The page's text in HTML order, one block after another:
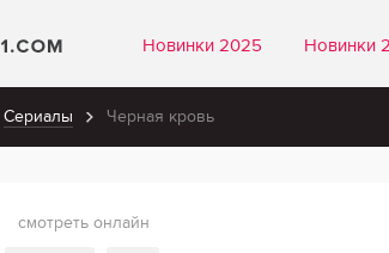
Новинки 2025 Новинки
Сериалы Черная кровь
смотреть онлайн